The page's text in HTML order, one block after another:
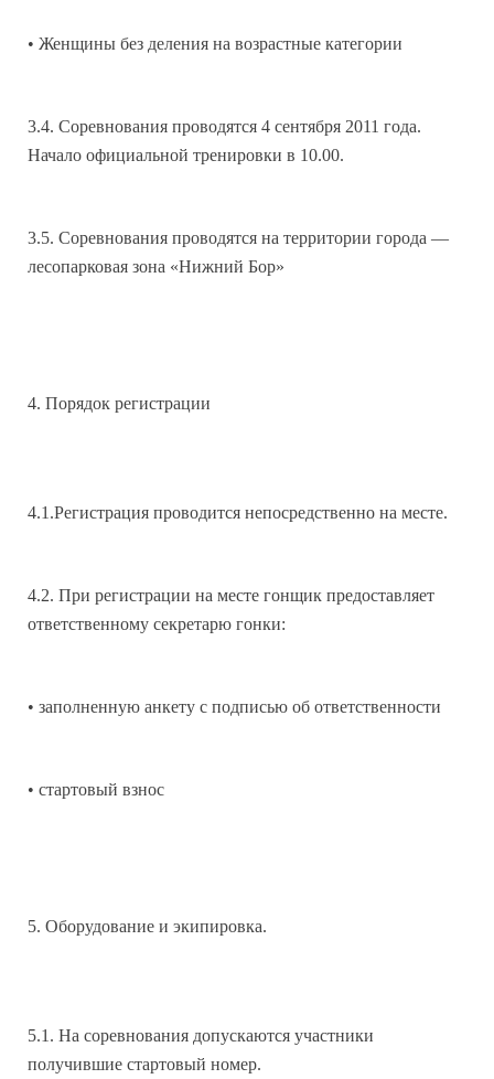
• Женщины без деления на возрастные категории
3.4. Соревнования проводятся 4 сентября 2011 года.
Начало официальной тренировки в 10.00.
3.5. Соревнования проводятся на территории города —
лесопарковая зона «Нижний Бор»
4. Порядок регистрации
4.1.Регистрация проводится непосредственно на месте.
4.2. При регистрации на месте гонщик предоставляет
ответственному секретарю гонки:
• заполненную анкету с подписью об ответственности
• стартовый взнос
5. Оборудование и экипировка.
5.1. На соревнования допускаются участники
получившие стартовый номер.